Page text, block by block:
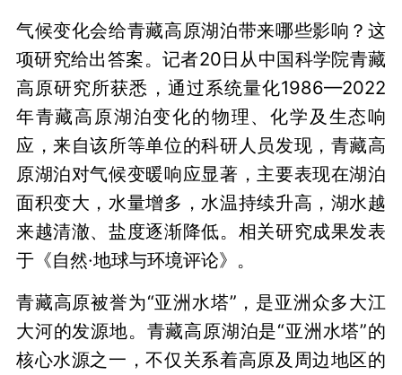
气候变化会给青藏高原湖泊带来哪些影响？这
项研究给出答案。记者20日从中国科学院青藏
高原研究所获悉，通过系统量化1986—2022
年青藏高原湖泊变化的物理、化学及生态响
应，来自该所等单位的科研人员发现，青藏高
原湖泊对气候变暖响应显著，主要表现在湖泊
面积变大，水量增多，水温持续升高，湖水越
来越清澈、盐度逐渐降低。相关研究成果发表
于《自然·地球与环境评论》。
青藏高原被誉为“亚洲水塔”，是亚洲众多大江
大河的发源地。青藏高原湖泊是“亚洲水塔”的
核心水源之一，不仅关系着高原及周边地区的